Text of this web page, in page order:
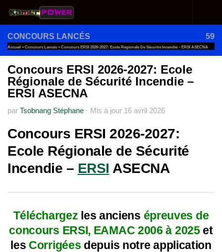
Au dessous du contenu
CONCOURS LANCÉS 59
Accueil » Concours Lancés » Concours ERSI 2026-2027: Ecole Régionale De Sécurité Incendie – ERSI ASECNA
Concours ERSI 2026-2027: Ecole
Régionale de Sécurité Incendie –
ERSI ASECNA
par Tsobnang Stéphane · Mis à jour 16 avril 2026
Concours ERSI 2026-2027:
Ecole Régionale de Sécurité
Incendie – ERSI ASECNA
Téléchargez les anciens épreuves de
concours ERSI, EAMAC 2006 à 2025et
les Corrigées depuis notre application